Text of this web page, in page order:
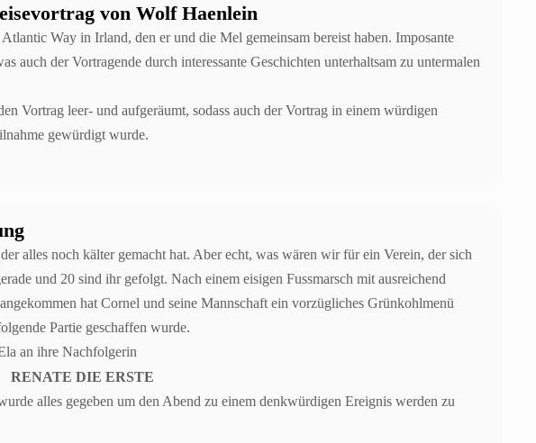
von Wolf Haenlein
Way in Irland, den er und die Mel gemeinsam bereist haben. Imposante
auch der Vortragende durch interessante Geschichten unterhaltsam zu untermalen
Vortrag leer- und aufgeräumt, sodass auch der Vortrag in einem würdigen
gewürdigt wurde.
alles noch kälter gemacht hat. Aber echt, was wären wir für ein Verein, der sich
und 20 sind ihr gefolgt. Nach einem eisigen Fussmarsch mit ausreichend
hat Cornel und seine Mannschaft ein vorzügliches Grünkohlmenü
Partie geschaffen wurde.
an ihre Nachfolgerin
RENATE DIE ERSTE
alles gegeben um den Abend zu einem denkwürdigen Ereignis werden zu